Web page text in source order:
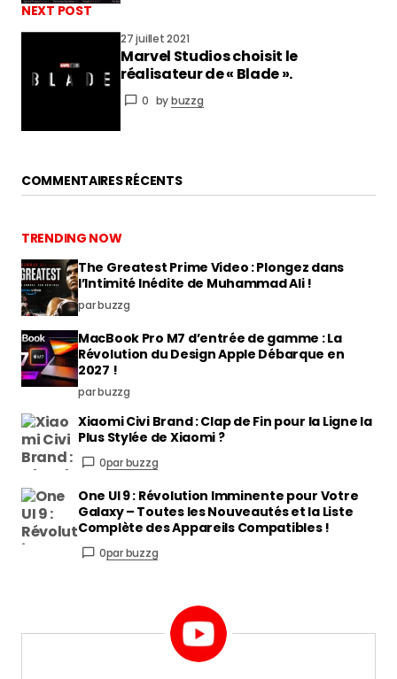
NEXT POST
27 juillet 2021
Marvel Studios choisit le
réalisateur de « Blade ».
0 bybuzzg
COMMENTAIRES RÉCENTS
TRENDING NOW
The Greatest Prime Video : Plongez dans
l’Intimité Inédite de Muhammad Ali !
par buzzg
MacBook Pro M7 d’entrée de gamme : La
Révolution du Design Apple Débarque en
2027 !
par buzzg
Xiaomi Civi Brand : Clap de Fin pour la Ligne la
Plus Stylée de Xiaomi ?
0par buzzg
One UI 9 : Révolution Imminente pour Votre
Galaxy – Toutes les Nouveautés et la Liste
Complète des Appareils Compatibles !
0par buzzg